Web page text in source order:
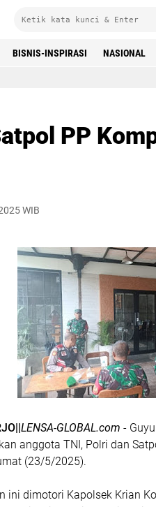
BISNIS-INSPIRASI NASIONAL
PP
WIB
LENSA-GLOBAL.com -
anggota TNI, Polri dan
(23/5/2025).
ini dimotori Kapolsek Krian